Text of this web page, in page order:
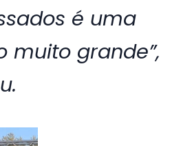
é uma
muito grande”,